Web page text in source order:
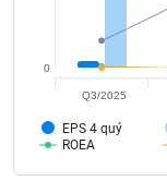
EPS 4 quý
ROEA
0
Q3/2025